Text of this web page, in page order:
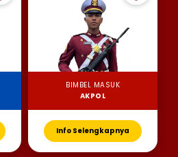
BIMBEL MASUK
AKPOL
Info Selengkapnya